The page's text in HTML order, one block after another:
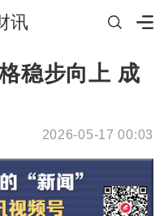
讯
稳步向上 成
2026-05-17 00:03